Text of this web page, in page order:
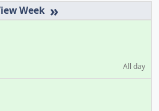
»
All day